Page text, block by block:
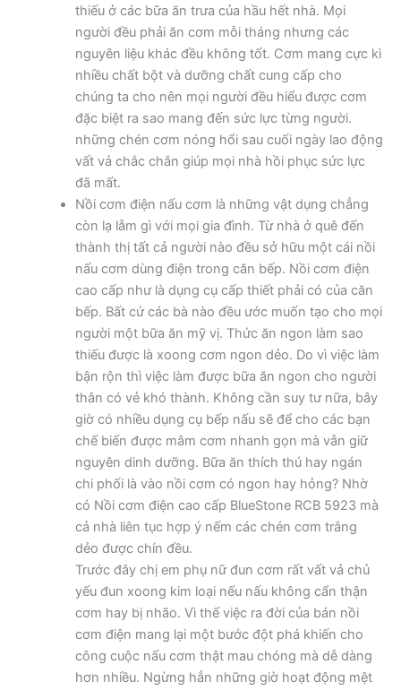
thiếu ở các bữa ăn trưa của hầu hết nhà. Mọi
người đều phải ăn cơm mỗi tháng nhưng các
nguyên liệu khác đều không tốt. Cơm mang cực kì
nhiều chất bột và dưỡng chất cung cấp cho
chúng ta cho nên mọi người đều hiểu được cơm
đặc biệt ra sao mang đến sức lực từng người.
những chén cơm nóng hổi sau cuối ngày lao động
vất vả chắc chắn giúp mọi nhà hồi phục sức lực
đã mất.
Nồi cơm điện nấu cơm là những vật dụng chẳng
còn lạ lẫm gì với mọi gia đình. Từ nhà ở quê đến
thành thị tất cả người nào đều sở hữu một cái nồi
nấu cơm dùng điện trong căn bếp. Nồi cơm điện
cao cấp như là dụng cụ cấp thiết phải có của căn
bếp. Bất cứ các bà nào đều ước muốn tạo cho mọi
người một bữa ăn mỹ vị. Thức ăn ngon làm sao
thiếu được là xoong cơm ngon dẻo. Do vì việc làm
bận rộn thì việc làm được bữa ăn ngon cho người
thân có vẻ khó thành. Không cần suy tư nữa, bây
giờ có nhiều dụng cụ bếp nấu sẽ để cho các bạn
chế biến được mâm cơm nhanh gọn mà vẫn giữ
nguyên dinh dưỡng. Bữa ăn thích thú hay ngán
chi phối là vào nồi cơm có ngon hay hỏng? Nhờ
có Nồi cơm điện cao cấp BlueStone RCB 5923 mà
cả nhà liên tục hợp ý nếm các chén cơm trắng
dẻo được chín đều.
Trước đây chị em phụ nữ đun cơm rất vất vả chủ
yếu đun xoong kim loại nếu nấu không cẩn thận
cơm hay bị nhão. Vì thế việc ra đời của bán nồi
cơm điện mang lại một bước đột phá khiến cho
công cuộc nấu cơm thật mau chóng mà dễ dàng
hơn nhiều. Ngừng hẳn những giờ hoạt động mệt